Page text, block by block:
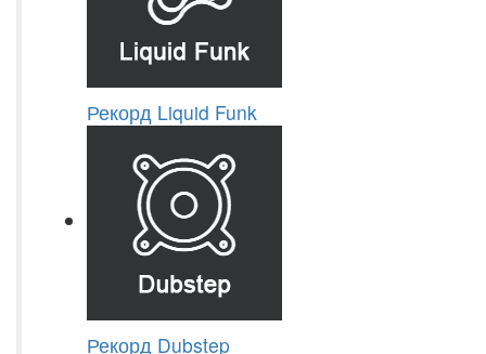
Рекорд Liquid Funk
Рекорд Dubstep